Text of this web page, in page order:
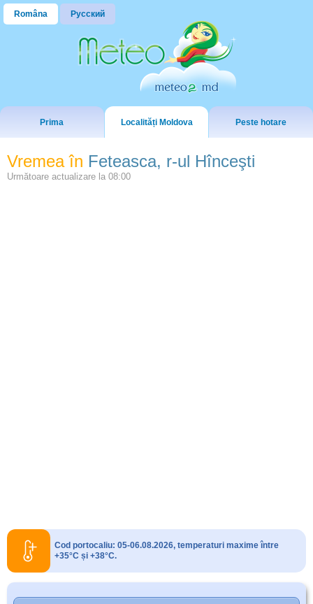
Româna Русский
Prima Localități Moldova Peste hotare
Vremea în Feteasca, r-ul Hînceşti
Următoare actualizare la 08:00
Cod portocaliu: 05-06.08.2026, temperaturi maxime între
+35°C și +38°C.